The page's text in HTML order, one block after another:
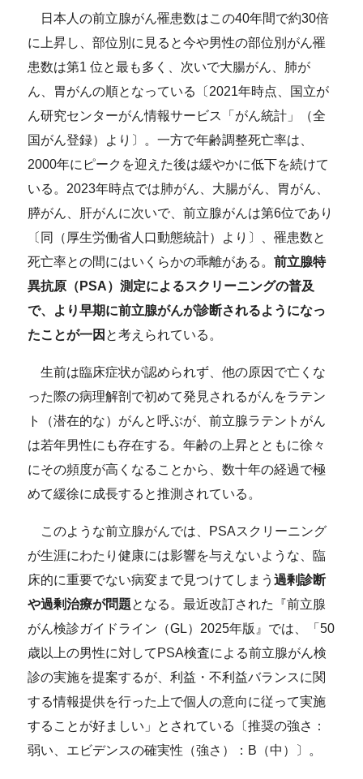
日本人の前立腺がん罹患数はこの40年間で約30倍
に上昇し、部位別に見ると今や男性の部位別がん罹
患数は第1 位と最も多く、次いで大腸がん、肺が
ん、胃がんの順となっている〔2021年時点、国立が
ん研究センターがん情報サービス「がん統計」（全
国がん登録）より〕。一方で年齢調整死亡率は、
2000年にピークを迎えた後は緩やかに低下を続けて
いる。2023年時点では肺がん、大腸がん、胃がん、
膵がん、肝がんに次いで、前立腺がんは第6位であり
〔同（厚生労働省人口動態統計）より〕、罹患数と
死亡率との間にはいくらかの乖離がある。前立腺特
異抗原（PSA）測定によるスクリーニングの普及
で、より早期に前立腺がんが診断されるようになっ
たことが一因 と考えられている。
生前は臨床症状が認められず、他の原因で亡くな
った際の病理解剖で初めて発見されるがんをラテン
ト（潜在的な）がんと呼ぶが、前立腺ラテントがん
は若年男性にも存在する。年齢の上昇とともに徐々
にその頻度が高くなることから、数十年の経過で極
めて緩徐に成長すると推測されている。
このような前立腺がんでは、PSAスクリーニング
が生涯にわたり健康には影響を与えないような、臨
床的に重要でない病変まで見つけてしまう過剰診断
や過剰治療が問題となる。最近改訂された『前立腺
がん検診ガイドライン（GL）2025年版』では、「50
歳以上の男性に対してPSA検査による前立腺がん検
診の実施を提案するが、利益・不利益バランスに関
する情報提供を行った上で個人の意向に従って実施
することが好ましい」とされている〔推奨の強さ：
弱い、エビデンスの確実性（強さ）：B（中）〕。